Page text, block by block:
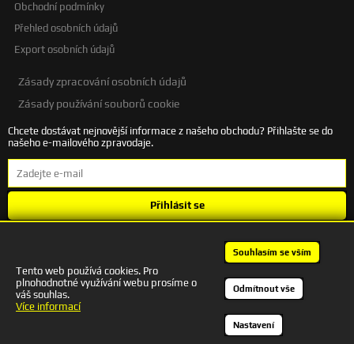
Obchodní podmínky
Přehled osobních údajů
Export osobních údajů
Zásady zpracování osobních údajů
Zásady používání souborů cookie
Chcete dostávat nejnovější informace z našeho obchodu? Přihlašte se do
našeho e-mailového zpravodaje.
Přihlásit se
+420 601 245 172 | autodesigncb@gmail.com
Tento web používá cookies. Pro
plnohodnotné využívání webu prosíme o
váš souhlas.
Více informací
Souhlasím se vším
Odmítnout vše
Nastavení